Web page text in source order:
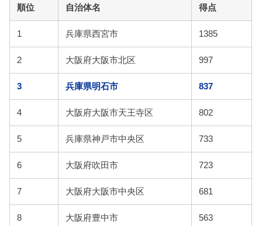
順位 自治体名 得点
1 兵庫県西宮市 1385
2 大阪府大阪市北区 997
3 兵庫県明石市 837
4 大阪府大阪市天王寺区 802
5 兵庫県神戸市中央区 733
6 大阪府吹田市 723
7 大阪府大阪市中央区 681
8 大阪府豊中市 563